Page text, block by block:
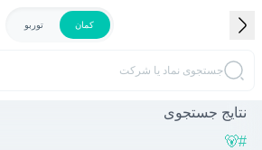
کمان توربو
جستجوی نماد یا شرکت
نتایج جستجوی
#
🐻